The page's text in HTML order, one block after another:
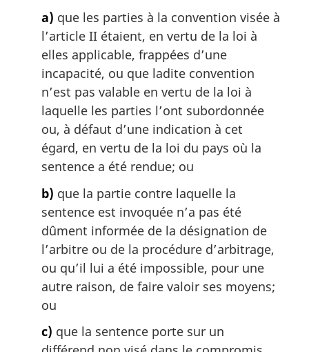
a) que les parties à la convention visée à
l’article II étaient, en vertu de la loi à
elles applicable, frappées d’une
incapacité, ou que ladite convention
n’est pas valable en vertu de la loi à
laquelle les parties l’ont subordonnée
ou, à défaut d’une indication à cet
égard, en vertu de la loi du pays où la
sentence a été rendue; ou
b) que la partie contre laquelle la
sentence est invoquée n’a pas été
dûment informée de la désignation de
l’arbitre ou de la procédure d’arbitrage,
ou qu’il lui a été impossible, pour une
autre raison, de faire valoir ses moyens;
ou
c) que la sentence porte sur un